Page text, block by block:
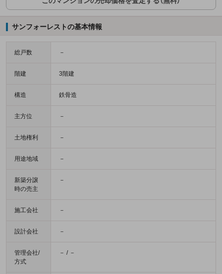
サンフォーレストの基本情報
総戸数 －
階建 3階建
構造 鉄骨造
主方位 －
土地権利 －
用途地域 －
新築分譲
時の売主
－
施工会社 －
設計会社 －
管理会社/
方式
－ / －